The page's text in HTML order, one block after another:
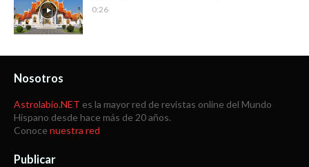
0:26
Nosotros
Astrolabio.NET es la mayor red de revistas online del Mundo
Hispano desde hace más de 20 años.
Conoce nuestra red
Publicar